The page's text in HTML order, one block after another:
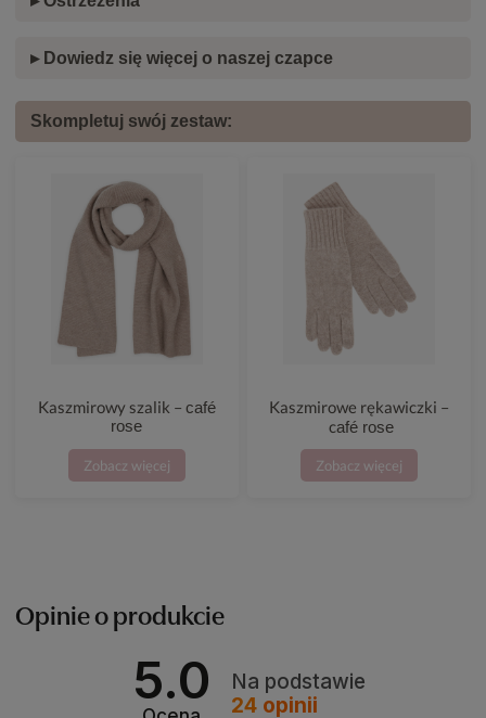
▸ Dowiedz się więcej o naszej czapce
Skompletuj swój zestaw:
Kaszmirowy szalik – café
rose
Zobacz więcej
Kaszmirowe rękawiczki –
café rose
Zobacz więcej
Opinie o produkcie
5.0
Na podstawie
24opinii